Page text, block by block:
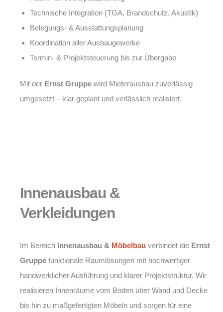
Technische Integration (TGA, Brandschutz, Akustik)
Belegungs- & Ausstattungsplanung
Koordination aller Ausbaugewerke
Termin- & Projektsteuerung bis zur Übergabe
Mit der Ernst Gruppe wird Mieterausbau zuverlässig
umgesetzt – klar geplant und verlässlich realisiert.
Innenausbau &
Verkleidungen
Im Bereich Innenausbau & Möbelbau verbindet die Ernst
Gruppe funktionale Raumlösungen mit hochwertiger
handwerklicher Ausführung und klarer Projektstruktur. Wir
realisieren Innenräume vom Boden über Wand und Decke
bis hin zu maßgefertigten Möbeln und sorgen für eine